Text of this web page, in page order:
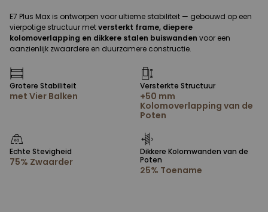
E7 Plus Max is ontworpen voor ultieme stabiliteit — gebouwd op een
vierpotige structuur metversterkt frame, diepere
kolomoverlapping en dikkere stalen buiswanden voor een
aanzienlijk zwaardere en duurzamere constructie.
Grotere Stabiliteit
met Vier Balken
Versterkte Structuur
+50 mm
Kolomoverlapping van de
Poten
Echte Stevigheid
75% Zwaarder
Dikkere Kolomwanden van de
Poten
25% Toename